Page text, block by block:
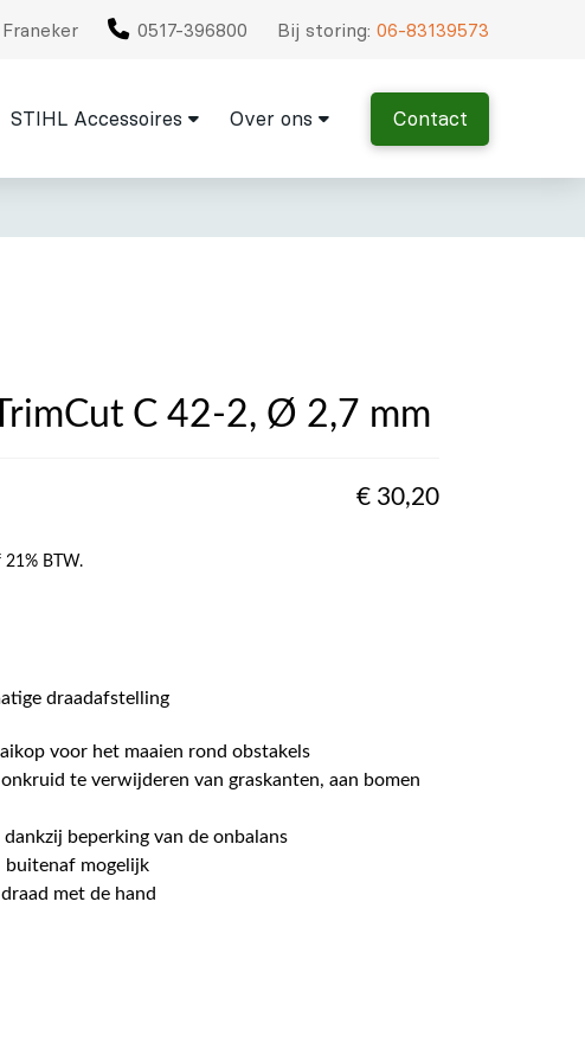
0517-396800 Bij storing:06-83139573
STIHL Accessoires Over ons Contact
C 42-2, Ø 2,7 mm
€ 30,20
21% BTW.
draadafstelling
voor het maaien rond obstakels
te verwijderen van graskanten, aan bomen
beperking van de onbalans
buitenaf mogelijk
met de hand